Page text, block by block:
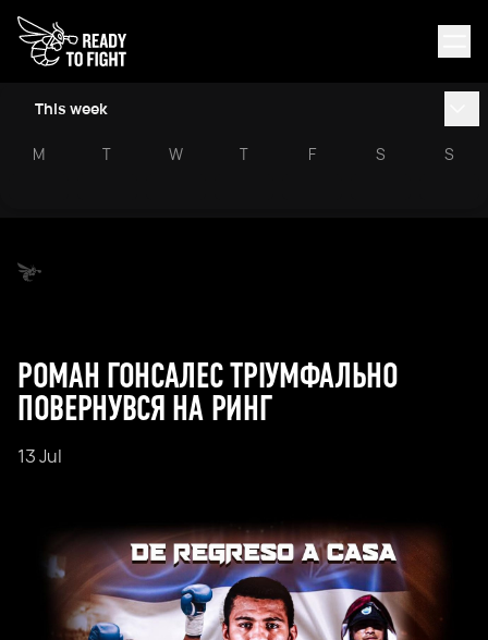
This week
M T W T F S S
РОМАН ГОНСАЛЕС ТРІУМФАЛЬНО
ПОВЕРНУВСЯ НА РИНГ
13 Jul